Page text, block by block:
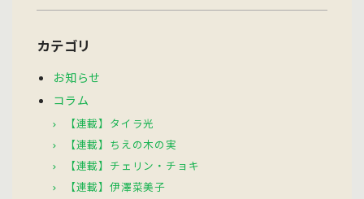
カテゴリ
お知らせ
コラム
【連載】タイラ光
【連載】ちえの木の実
【連載】チェリン・チョキ
【連載】伊澤菜美子